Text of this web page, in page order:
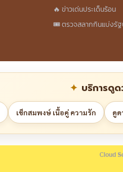
🔥 ข่าวเด่นประเด็นร้อน
🎟️ ตรวจสลากกินแบ่งรั
บริการดู
เช็กสมพงษ์ เนื้อคู่ ความรัก ดูด